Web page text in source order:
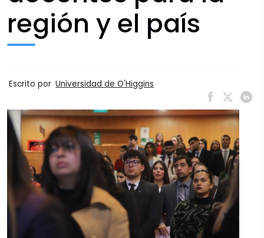
región y el país
Escrito por Universidad de O'Higgins